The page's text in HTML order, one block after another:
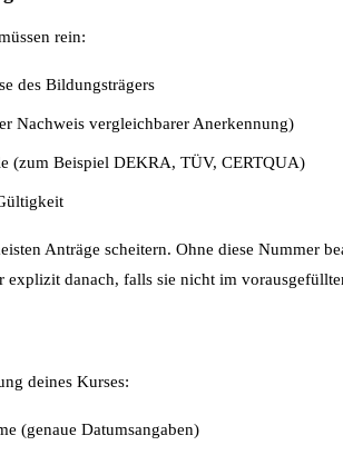
rein:
des Bildungsträgers
Nachweis vergleichbarer Anerkennung)
(zum Beispiel DEKRA, TÜV, CERTQUA)
Anträge scheitern. Ohne diese Nummer
danach, falls sie nicht im
deines Kurses:
(genaue Datumsangaben)